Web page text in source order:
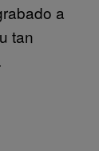
a
tan